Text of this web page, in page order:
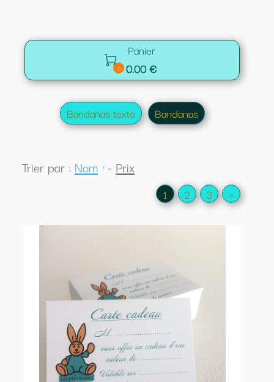

0
Panier
0.00 €
Bandanas texte Bandanas
Trier par : Nom - Prix
1 2 3 >